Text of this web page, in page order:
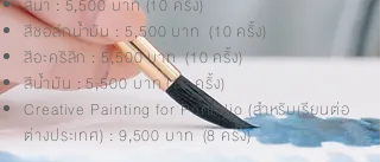
สีน้ำ : 5,500 บาท (10 ครั้ง)
สีชอล์กน้ำมัน : 5,500 บาท (10 ครั้ง)
สีอะคริลิก : 5,500 บาท (10 ครั้ง)
สีน้ำมัน : 5,500 บาท (10 ครั้ง)
Creative Painting for Portfolio (สำหรับเรียนต่อ
ต่างประเทศ) : 9,500 บาท (8 ครั้ง)